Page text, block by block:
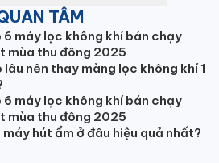
phòng luôn được duy trì ở
dung luôn cảm thấy dễ chịu.
mà sản phẩm cũng có tuổi
dòng điều hòa thong thường.
rộng
cấu tạo, thiết kế cũng như
TÂM
6 máy lọc không khí bán chạy
mùa thu đông 2025
lâu nên thay màng lọc không khí 1
6 máy lọc không khí bán chạy
mùa thu đông 2025
hút ẩm ở đâu hiệu quả nhất?